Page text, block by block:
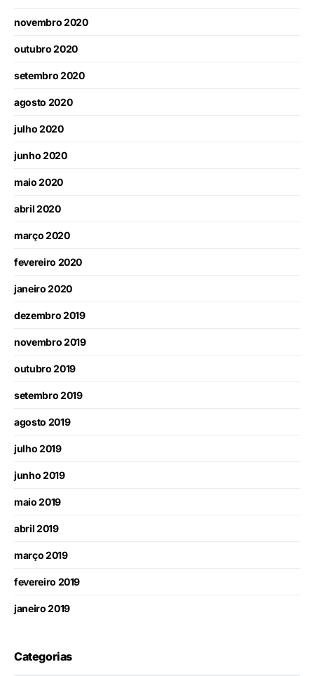
novembro 2020
outubro 2020
setembro 2020
agosto 2020
julho 2020
junho 2020
maio 2020
abril 2020
março 2020
fevereiro 2020
janeiro 2020
dezembro 2019
novembro 2019
outubro 2019
setembro 2019
agosto 2019
julho 2019
junho 2019
maio 2019
abril 2019
março 2019
fevereiro 2019
janeiro 2019
Categorias